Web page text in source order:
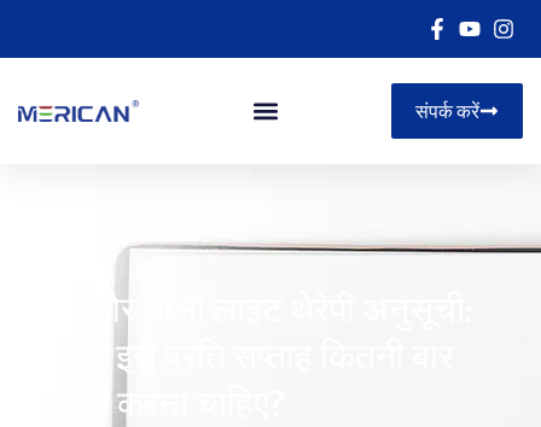
संपर्क करें
लाल और नीली लाइट थेरेपी अनुसूची:
आपको इसे प्रति सप्ताह कितनी बार
उपयोग करना चाहिए?